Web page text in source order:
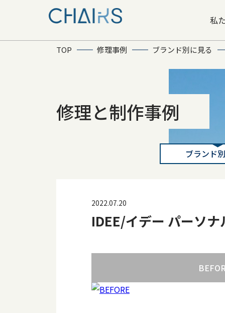
私
TOP 修理事例 ブランド別に見る
修理と制作事例
ブランド
2022.07.20
IDEE/イデー パーソ